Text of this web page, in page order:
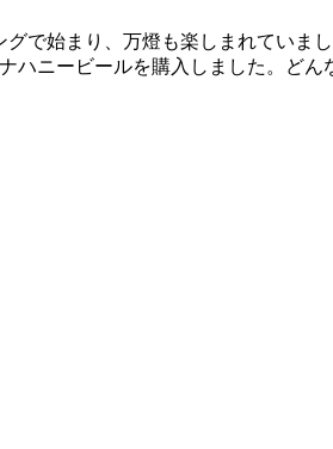
で始まり、万燈も楽しまれていまし
ニービールを購入しました。どん